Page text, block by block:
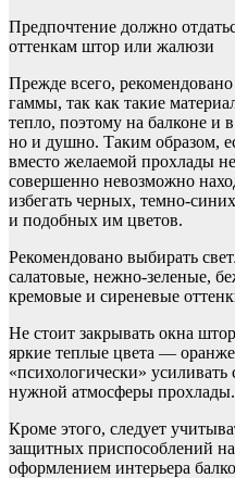
Предпочтение должно
оттенкам штор или жалюзи
Прежде всего,
гаммы, так как такие
тепло, поэтому на балконе и
но и душно. Таким образом,
вместо желаемой прохлады
совершенно невозможно
избегать черных, темно-
и подобных им цветов.
Рекомендовано выбирать
салатовые, нежно-зеленые,
кремовые и сиреневые
Не стоит закрывать окна
яркие теплые цвета —
«психологически»
нужной атмосферы прохлады.
Кроме этого, следует
защитных приспособлений
оформлением интерьера